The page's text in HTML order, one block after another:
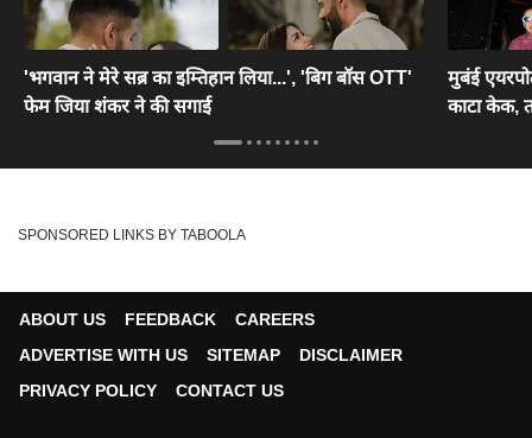
'भगवान ने मेरे सब्र का इम्तिहान लिया...', 'बिग बॉस OTT'
फेम जिया शंकर ने की सगाई
मुबंई
काटा केक,
SPONSORED LINKS BY TABOOLA
ABOUT US FEEDBACK
CAREERS
ADVERTISE WITH US
SITEMAP
DISCLAIMER
PRIVACY POLICY
CONTACT US